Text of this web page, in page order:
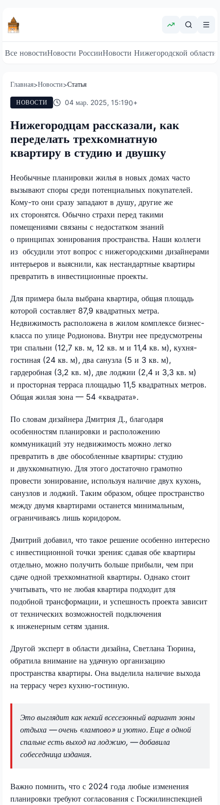
Все новостиНовости РоссииНовости Нижегородской области
Главная>Новости>Статья
НОВОСТИ 04 мар. 2025, 15:190+
Нижегородцам рассказали, как
переделать трехкомнатную
квартиру в студию и двушку
Необычные планировки жилья в новых домах часто
вызывают споры среди потенциальных покупателей.
Кому-то они сразу западают в душу, другие же
их сторонятся. Обычно страхи перед такими
помещениями связаны с недостатком знаний
о принципах зонирования пространства. Наши коллеги
из обсудили этот вопрос с нижегородскими дизайнерами
интерьеров и выяснили, как нестандартные квартиры
превратить в инвестиционные проекты.
Для примера была выбрана квартира, общая площадь
которой составляет 87,9 квадратных метра.
Недвижимость расположена в жилом комплексе бизнес-
класса по улице Родионова. Внутри нее предусмотрены
три спальни (12,7 кв. м, 12 кв. м и 11,4 кв. м), кухня-
гостиная (24 кв. м), два санузла (5 и 3 кв. м),
гардеробная (3,2 кв. м), две лоджии (2,4 и 3,3 кв. м)
и просторная терраса площадью 11,5 квадратных метров.
Общая жилая зона — 54 «квадрата».
По словам дизайнера Дмитрия Д., благодаря
особенностям планировки и расположению
коммуникаций эту недвижимость можно легко
превратить в две обособленные квартиры: студию
и двухкомнатную. Для этого достаточно грамотно
провести зонирование, используя наличие двух кухонь,
санузлов и лоджий. Таким образом, общее пространство
между двумя квартирами останется минимальным,
ограничиваясь лишь коридором.
Дмитрий добавил, что такое решение особенно интересно
с инвестиционной точки зрения: сдавая обе квартиры
отдельно, можно получить больше прибыли, чем при
сдаче одной трехкомнатной квартиры. Однако стоит
учитывать, что не любая квартира подходит для
подобной трансформации, и успешность проекта зависит
от технических возможностей подключения
к инженерным сетям здания.
Другой эксперт в области дизайна, Светлана Тюрина,
обратила внимание на удачную организацию
пространства квартиры. Она выделила наличие выхода
на террасу через кухню-гостиную.
Это выглядит как некий всесезонный вариант зоны
отдыха — очень «лампово» и уютно. Еще в одной
спальне есть выход на лоджию, — добавила
собеседница издания.
Важно помнить, что с 2024 года любые изменения
планировки требуют согласования с Госжилинспекцией